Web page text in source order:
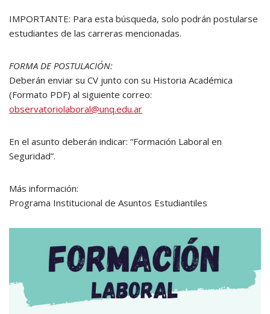
IMPORTANTE: Para esta búsqueda, solo podrán postularse
estudiantes de las carreras mencionadas.
FORMA DE POSTULACIÓN:
Deberán enviar su CV junto con su Historia Académica
(Formato PDF) al siguiente correo:
observatoriolaboral@unq.edu.ar
En el asunto deberán indicar: “Formación Laboral en
Seguridad”.
Más información:
Programa Institucional de Asuntos Estudiantiles